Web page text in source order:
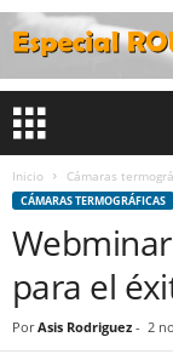
Inicio Cámaras
CÁMARAS TERMOGRÁFICAS
para el
Por Asis Rodriguez - 2